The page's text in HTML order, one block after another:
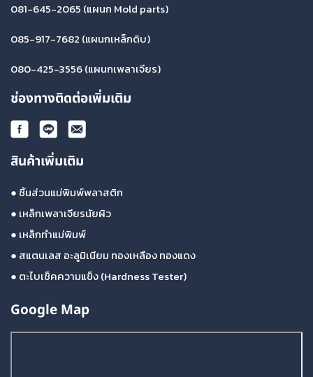
081-645-2065 (แผนก Mold parts)
085-917-7682 (แผนกเหล็กดิบ)
080-425-3556(แผนกเพลาเจียร)
ช่องทางติดต่อเพิ่มเติม
สินค้าเพิ่มเติม
● ชิ้นส่วนแม่พิมพ์พลาสติก
● เหล็กเพลาเจียรนัยผิว
● เหล็กทำแม่พิมพ์
● สแตนเลส อะลูมิเนียม ทองเหลือง ทองแดง
● ตะไบเช็คความแข็ง (Hardness Tester)
Google Map